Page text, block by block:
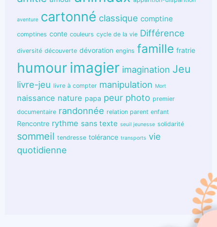
aventure cartonné classique comptine
comptines conte couleurs cycle de la vie Différence
diversité découverte dévoration engins famille fratrie
humour imagier imagination Jeu
livre-jeu livre à compter manipulation Mort
naissance nature papa peur photo premier
documentaire randonnée relation parent enfant
Rencontre rythme sans texte seuil jeunesse solidarité
sommeil tendresse tolérance transports vie
quotidienne